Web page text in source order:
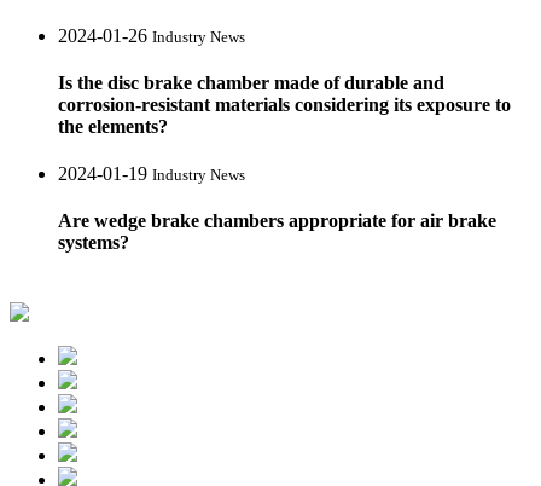
2024-01-26 Industry News
Is the disc brake chamber made of durable and
corrosion-resistant materials considering its exposure to
the elements?
2024-01-19 Industry News
Are wedge brake chambers appropriate for air brake
systems?